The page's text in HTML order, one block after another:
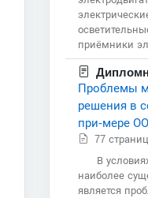
приёмники
Проблемы
решения в
при-мере
77
В
наиболее
является